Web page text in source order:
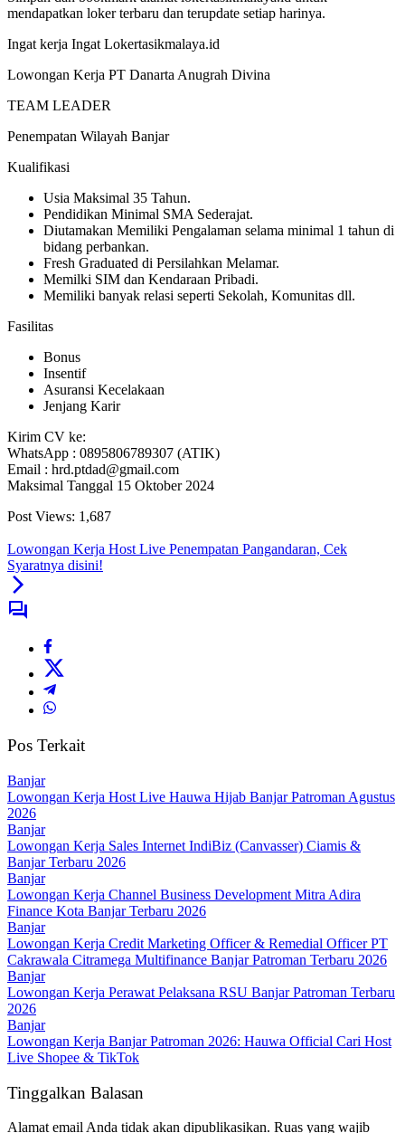
mendapatkan loker terbaru dan terupdate setiap harinya.
Ingat kerja Ingat Lokertasikmalaya.id
Lowongan Kerja PT Danarta Anugrah Divina
TEAM LEADER
Penempatan Wilayah Banjar
Kualifikasi
Usia Maksimal 35 Tahun.
Pendidikan Minimal SMA Sederajat.
Diutamakan Memiliki Pengalaman selama minimal 1 tahun di
bidang perbankan.
Fresh Graduated di Persilahkan Melamar.
Memilki SIM dan Kendaraan Pribadi.
Memiliki banyak relasi seperti Sekolah, Komunitas dll.
Fasilitas
Bonus
Insentif
Asuransi Kecelakaan
Jenjang Karir
Kirim CV ke:
WhatsApp : 0895806789307 (ATIK)
Email : hrd.ptdad@gmail.com
Maksimal Tanggal 15 Oktober 2024
Post Views: 1,687
Lowongan Kerja Host Live Penempatan Pangandaran, Cek
Syaratnya disini!
Pos Terkait
Banjar
Lowongan Kerja Host Live Hauwa Hijab Banjar Patroman Agustus
2026
Banjar
Lowongan Kerja Sales Internet IndiBiz (Canvasser) Ciamis &
Banjar Terbaru 2026
Banjar
Lowongan Kerja Channel Business Development Mitra Adira
Finance Kota Banjar Terbaru 2026
Banjar
Lowongan Kerja Credit Marketing Officer & Remedial Officer PT
Cakrawala Citramega Multifinance Banjar Patroman Terbaru 2026
Banjar
Lowongan Kerja Perawat Pelaksana RSU Banjar Patroman Terbaru
2026
Banjar
Lowongan Kerja Banjar Patroman 2026: Hauwa Official Cari Host
Live Shopee & TikTok
Tinggalkan Balasan
Alamat email Anda tidak akan dipublikasikan. Ruas yang wajib